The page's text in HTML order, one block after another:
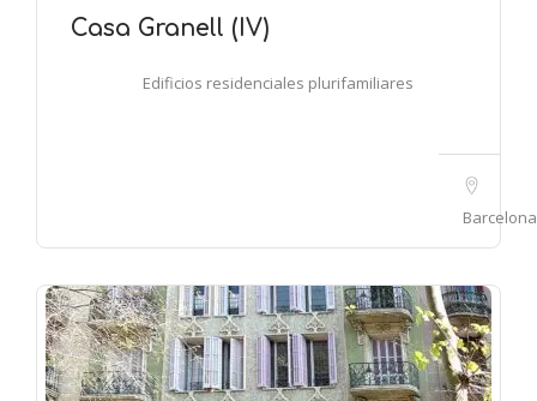
Casa Granell (IV)
Edificios residenciales plurifamiliares
Barcelona